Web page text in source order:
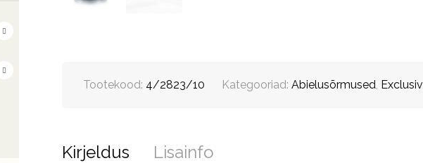
Tootekood: 4/2823/10 Kategooriad: Abielusõrmused Exclusiv
Kirjeldus Lisainfo